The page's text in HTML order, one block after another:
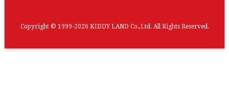
Copyright © 1999-2026 KIDDY LAND Co.,Ltd. All Rights Reserved.